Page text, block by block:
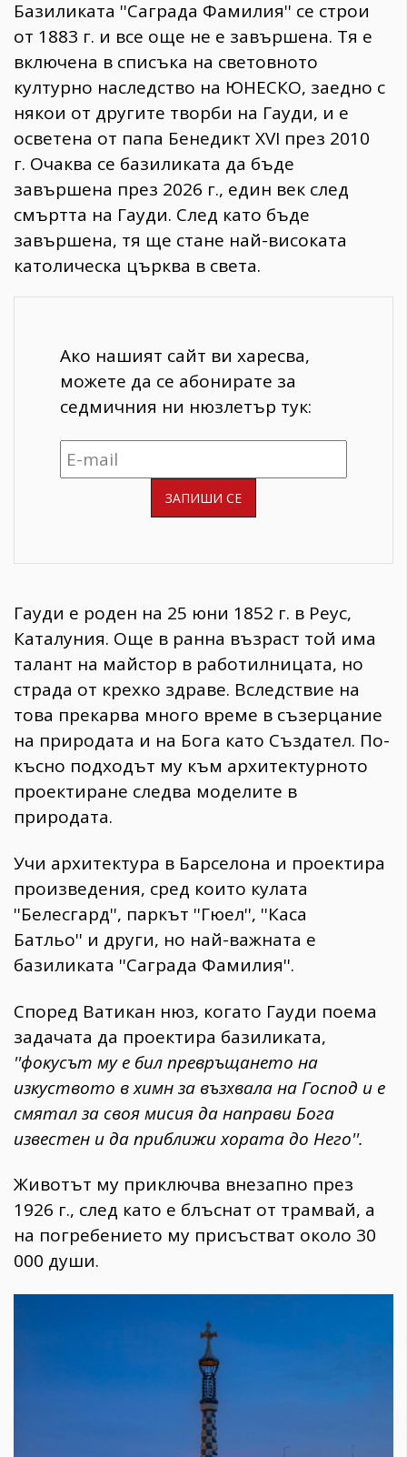
Базиликата ''Саграда Фамилия'' се строи
от 1883 г. и все още не е завършена. Тя е
включена в списъка на световното
културно наследство на ЮНЕСКО, заедно с
някои от другите творби на Гауди, и е
осветена от папа Бенедикт XVI през 2010
г. Очаква се базиликата да бъде
завършена през 2026 г., един век след
смъртта на Гауди. След като бъде
завършена, тя ще стане най-високата
католическа църква в света.
Ако нашият сайт ви харесва,
можете да се абонирате за
седмичния ни нюзлетър тук:
Гауди е роден на 25 юни 1852 г. в Реус,
Каталуния. Още в ранна възраст той има
талант на майстор в работилницата, но
страда от крехко здраве. Вследствие на
това прекарва много време в съзерцание
на природата и на Бога като Създател. По-
късно подходът му към архитектурното
проектиране следва моделите в
природата.
Учи архитектура в Барселона и проектира
произведения, сред които кулата
''Белесгард'', паркът ''Гюел'', ''Каса
Батльо'' и други, но най-важната е
базиликата ''Саграда Фамилия''.
Според Ватикан нюз, когато Гауди поема
задачата да проектира базиликата,
''фокусът му е бил превръщането на
изкуството в химн за възхвала на Господ и е
смятал за своя мисия да направи Бога
известен и да приближи хората до Него''.
Животът му приключва внезапно през
1926 г., след като е блъснат от трамвай, а
на погребението му присъстват около 30
000 души.